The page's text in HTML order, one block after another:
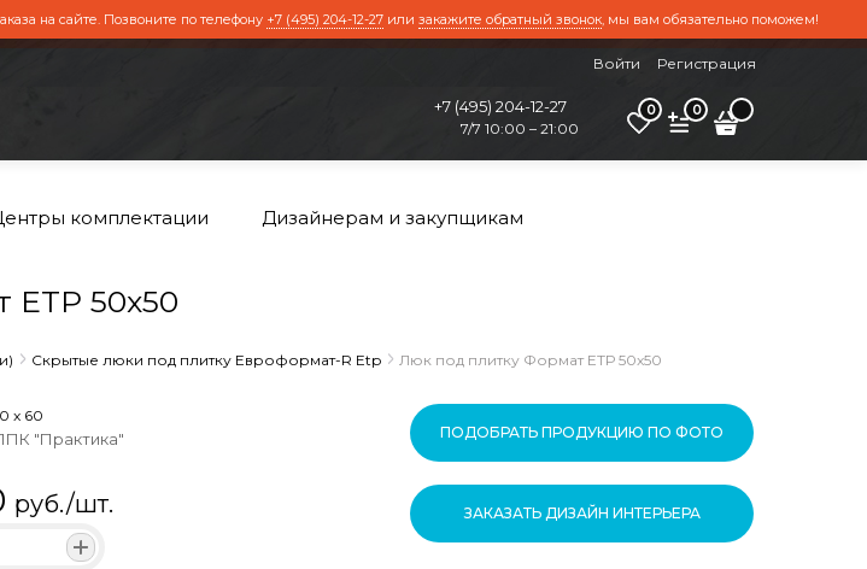
на сайте. Позвоните по телефону +7 (495) 204-12-27 или закажите обратный звонок, мы вам обязательно поможем!
Войти Регистрация
+7 (495) 204-12-27
7/7 10:00 – 21:00
0 0
комплектации Дизайнерам и закупщикам
ЕТР 50x50
Скрытые люки под плитку Евроформат-R Etp Люк под плитку Формат ЕТР 50x50
x 60
"Практика"
руб./шт.
ПОДОБРАТЬ ПРОДУКЦИЮ ПО ФОТО
ЗАКАЗАТЬ ДИЗАЙН ИНТЕРЬЕРА